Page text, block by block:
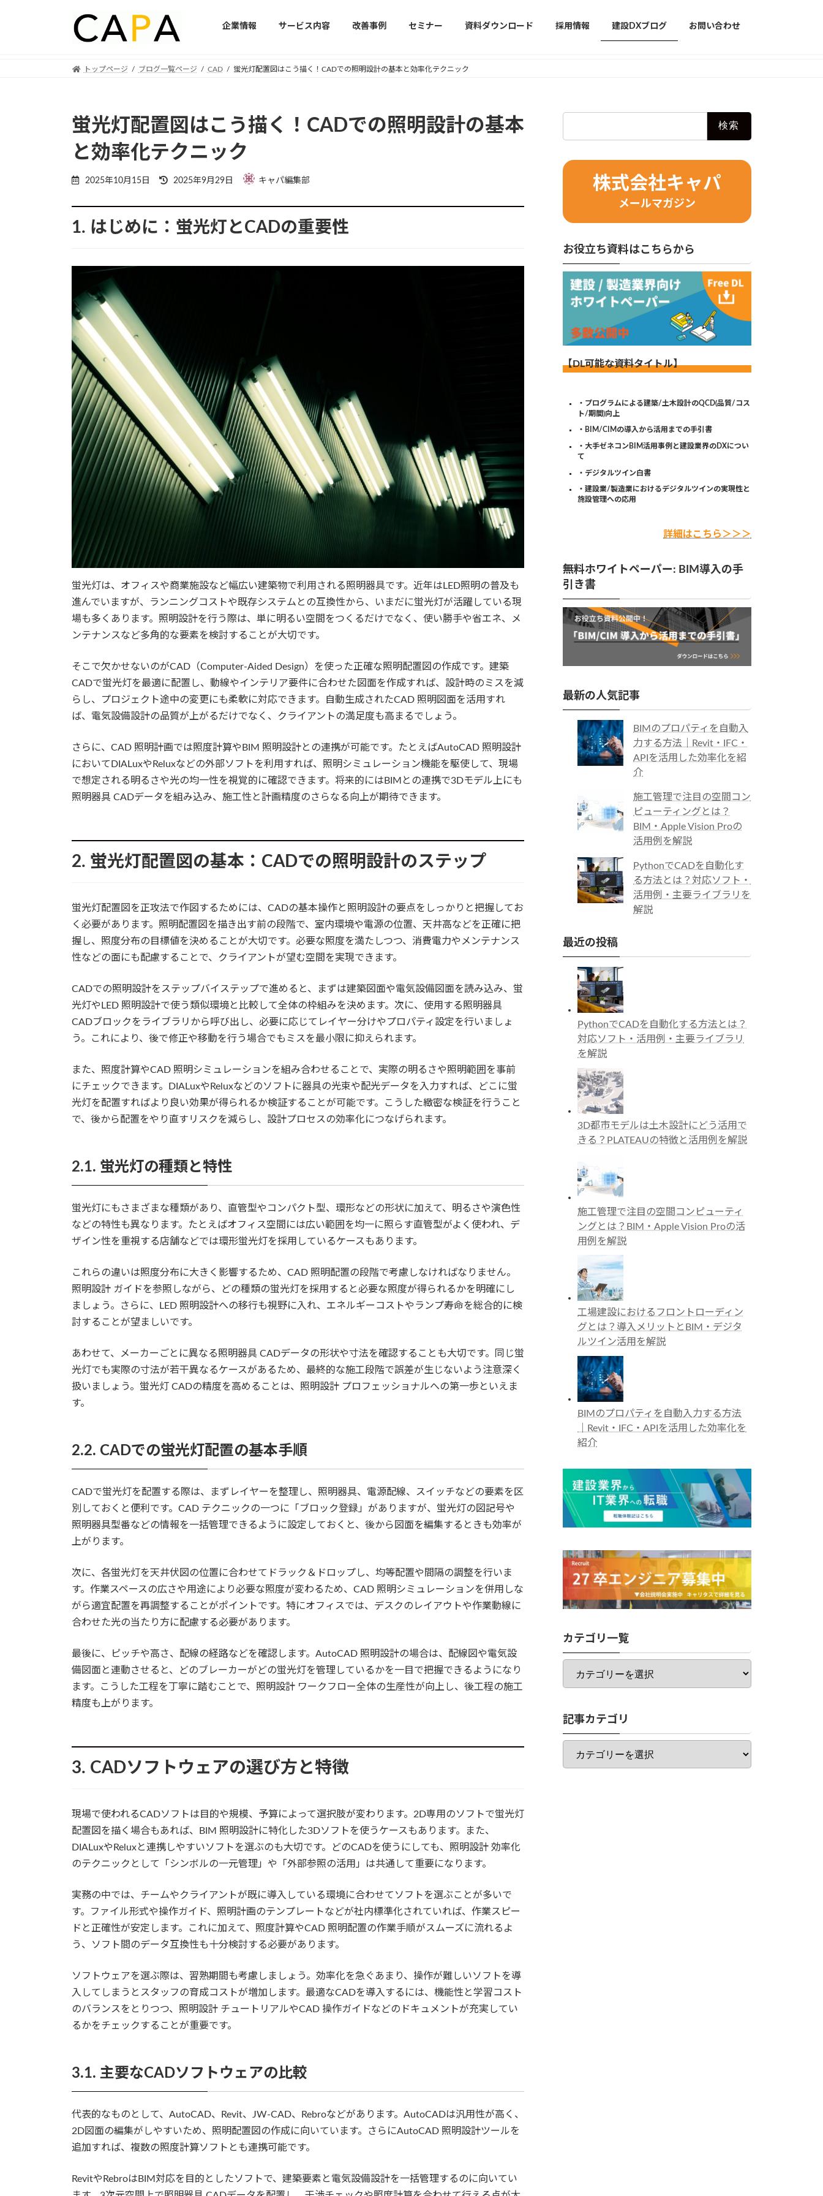
企業情報 サービス内容 改善事例 セミナー 資料ダウンロード 採用情報 建設DXブログ お問い合わせ
トップページ ブログ一覧ページ CAD 蛍光灯配置図はこう描く！CADでの照明設計の基本と効率化テクニック
蛍光灯配置図はこう描く！CADでの照明設計の基本
と効率化テクニック
2025年10月15日
Last
updated
2025年9月29日 キャパ編集部
1. はじめに：蛍光灯とCADの重要性
蛍光灯は、オフィスや商業施設など幅広い建築物で利用される照明器具です。近年はLED照明の普及も
進んでいますが、ランニングコストや既存システムとの互換性から、いまだに蛍光灯が活躍している現
場も多くあります。照明設計を行う際は、単に明るい空間をつくるだけでなく、使い勝手や省エネ、メ
ンテナンスなど多角的な要素を検討することが大切です。
そこで欠かせないのがCAD（Computer-Aided Design）を使った正確な照明配置図の作成です。建築
CADで蛍光灯を最適に配置し、動線やインテリア要件に合わせた図面を作成すれば、設計時のミスを減
らし、プロジェクト途中の変更にも柔軟に対応できます。自動生成されたCAD 照明図面を活用すれ
ば、電気設備設計の品質が上がるだけでなく、クライアントの満足度も高まるでしょう。
さらに、CAD 照明計画では照度計算やBIM 照明設計との連携が可能です。たとえばAutoCAD 照明設計
においてDIALuxやReluxなどの外部ソフトを利用すれば、照明シミュレーション機能を駆使して、現場
で想定される明るさや光の均一性を視覚的に確認できます。将来的にはBIMとの連携で3Dモデル上にも
照明器具 CADデータを組み込み、施工性と計画精度のさらなる向上が期待できます。
2. 蛍光灯配置図の基本：CADでの照明設計のステップ
蛍光灯配置図を正攻法で作図するためには、CADの基本操作と照明設計の要点をしっかりと把握してお
く必要があります。照明配置図を描き出す前の段階で、室内環境や電源の位置、天井高などを正確に把
握し、照度分布の目標値を決めることが大切です。必要な照度を満たしつつ、消費電力やメンテナンス
性などの面にも配慮することで、クライアントが望む空間を実現できます。
CADでの照明設計をステップバイステップで進めると、まずは建築図面や電気設備図面を読み込み、蛍
光灯やLED 照明設計で使う類似環境と比較して全体の枠組みを決めます。次に、使用する照明器具
CADブロックをライブラリから呼び出し、必要に応じてレイヤー分けやプロパティ設定を行いましょ
う。これにより、後で修正や移動を行う場合でもミスを最小限に抑えられます。
また、照度計算やCAD 照明シミュレーションを組み合わせることで、実際の明るさや照明範囲を事前
にチェックできます。DIALuxやReluxなどのソフトに器具の光束や配光データを入力すれば、どこに蛍
光灯を配置すればより良い効果が得られるか検証することが可能です。こうした緻密な検証を行うこと
で、後から配置をやり直すリスクを減らし、設計プロセスの効率化につなげられます。
2.1. 蛍光灯の種類と特性
蛍光灯にもさまざまな種類があり、直管型やコンパクト型、環形などの形状に加えて、明るさや演色性
などの特性も異なります。たとえばオフィス空間には広い範囲を均一に照らす直管型がよく使われ、デ
ザイン性を重視する店舗などでは環形蛍光灯を採用しているケースもあります。
これらの違いは照度分布に大きく影響するため、CAD 照明配置の段階で考慮しなければなりません。
照明設計 ガイドを参照しながら、どの種類の蛍光灯を採用すると必要な照度が得られるかを明確にし
ましょう。さらに、LED 照明設計への移行も視野に入れ、エネルギーコストやランプ寿命を総合的に検
討することが望ましいです。
あわせて、メーカーごとに異なる照明器具 CADデータの形状や寸法を確認することも大切です。同じ蛍
光灯でも実際の寸法が若干異なるケースがあるため、最終的な施工段階で誤差が生じないよう注意深く
扱いましょう。蛍光灯 CADの精度を高めることは、照明設計 プロフェッショナルへの第一歩といえま
す。
2.2. CADでの蛍光灯配置の基本手順
CADで蛍光灯を配置する際は、まずレイヤーを整理し、照明器具、電源配線、スイッチなどの要素を区
別しておくと便利です。CAD テクニックの一つに「ブロック登録」がありますが、蛍光灯の図記号や
照明器具型番などの情報を一括管理できるように設定しておくと、後から図面を編集するときも効率が
上がります。
次に、各蛍光灯を天井伏図の位置に合わせてドラック＆ドロップし、均等配置や間隔の調整を行いま
す。作業スペースの広さや用途により必要な照度が変わるため、CAD 照明シミュレーションを併用しな
がら適宜配置を再調整することがポイントです。特にオフィスでは、デスクのレイアウトや作業動線に
合わせた光の当たり方に配慮する必要があります。
最後に、ピッチや高さ、配線の経路などを確認します。AutoCAD 照明設計の場合は、配線図や電気設
備図面と連動させると、どのブレーカーがどの蛍光灯を管理しているかを一目で把握できるようになり
ます。こうした工程を丁寧に踏むことで、照明設計 ワークフロー全体の生産性が向上し、後工程の施工
精度も上がります。
3. CADソフトウェアの選び方と特徴
現場で使われるCADソフトは目的や規模、予算によって選択肢が変わります。2D専用のソフトで蛍光灯
配置図を描く場合もあれば、BIM 照明設計に特化した3Dソフトを使うケースもあります。また、
DIALuxやReluxと連携しやすいソフトを選ぶのも大切です。どのCADを使うにしても、照明設計 効率化
のテクニックとして「シンボルの一元管理」や「外部参照の活用」は共通して重要になります。
実務の中では、チームやクライアントが既に導入している環境に合わせてソフトを選ぶことが多いで
す。ファイル形式や操作ガイド、照明計画のテンプレートなどが社内標準化されていれば、作業スピー
ドと正確性が安定します。これに加えて、照度計算やCAD 照明配置の作業手順がスムーズに流れるよ
う、ソフト間のデータ互換性も十分検討する必要があります。
ソフトウェアを選ぶ際は、習熟期間も考慮しましょう。効率化を急ぐあまり、操作が難しいソフトを導
入してしまうとスタッフの育成コストが増加します。最適なCADを導入するには、機能性と学習コスト
のバランスをとりつつ、照明設計 チュートリアルやCAD 操作ガイドなどのドキュメントが充実してい
るかをチェックすることが重要です。
3.1. 主要なCADソフトウェアの比較
代表的なものとして、AutoCAD、Revit、JW-CAD、Rebroなどがあります。AutoCADは汎用性が高く、
2D図面の編集がしやすいため、照明配置図の作成に向いています。さらにAutoCAD 照明設計ツールを
追加すれば、複数の照度計算ソフトとも連携可能です。
RevitやRebroはBIM対応を目的としたソフトで、建築要素と電気設備設計を一括管理するのに向いてい
株式会社キャパ
メールマガジン
お役立ち資料はこちらから
【DL可能な資料タイトル】
・プログラムによる建築/土木設計のQCD(品質/コス
ト/期間)向上
・BIM/CIMの導入から活用までの手引書
・大手ゼネコンBIM活用事例と建設業界のDXについ
て
・デジタルツイン白書
・建設業/製造業におけるデジタルツインの実現性と
施設管理への応用
詳細はこちら＞＞＞
無料ホワイトペーパー: BIM導入の手
引き書
最新の人気記事
BIMのプロパティを自動入
力する方法｜Revit・IFC・
APIを活用した効率化を紹
介
施工管理で注目の空間コン
ピューティングとは？
BIM・Apple Vision Proの
活用例を解説
PythonでCADを自動化す
る方法とは？対応ソフト・
活用例・主要ライブラリを
解説
最近の投稿
PythonでCADを自動化する方法とは？
対応ソフト・活用例・主要ライブラリ
を解説
3D都市モデルは土木設計にどう活用で
きる？PLATEAUの特徴と活用例を解説
施工管理で注目の空間コンピューティ
ングとは？BIM・Apple Vision Proの活
用例を解説
工場建設におけるフロントローディン
グとは？導入メリットとBIM・デジタ
ルツイン活用を解説
BIMのプロパティを自動入力する方法
｜Revit・IFC・APIを活用した効率化を
紹介
カテゴリ一覧
カ
ゴ
一
覧
記事カテゴリ
記
カ